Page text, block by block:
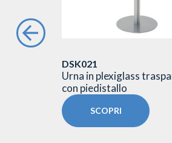
DSK021
Urna in plexiglass
con piedistallo
SCOPRI